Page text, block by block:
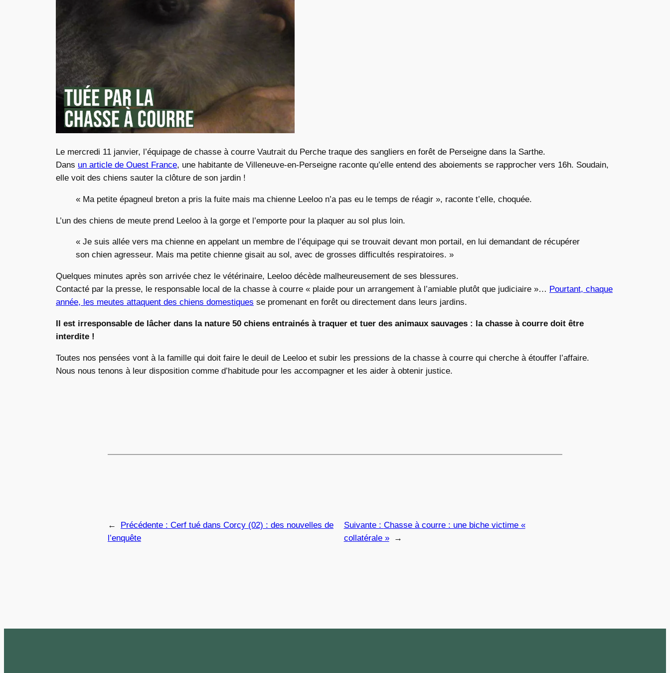
Le mercredi 11 janvier, l’équipage de chasse à courre Vautrait du Perche traque des sangliers en forêt de Perseigne dans la Sarthe.
Dans un article de Ouest France, une habitante de Villeneuve-en-Perseigne raconte qu’elle entend des aboiements se rapprocher vers 16h. Soudain,
elle voit des chiens sauter la clôture de son jardin !
« Ma petite épagneul breton a pris la fuite mais ma chienne Leeloo n’a pas eu le temps de réagir », raconte t’elle, choquée.
L’un des chiens de meute prend Leeloo à la gorge et l’emporte pour la plaquer au sol plus loin.
« Je suis allée vers ma chienne en appelant un membre de l’équipage qui se trouvait devant mon portail, en lui demandant de récupérer
son chien agresseur. Mais ma petite chienne gisait au sol, avec de grosses difficultés respiratoires. »
Quelques minutes après son arrivée chez le vétérinaire, Leeloo décède malheureusement de ses blessures.
Contacté par la presse, le responsable local de la chasse à courre « plaide pour un arrangement à l’amiable plutôt que judiciaire »… Pourtant, chaque
année, les meutes attaquent des chiens domestiques se promenant en forêt ou directement dans leurs jardins.
Il est irresponsable de lâcher dans la nature 50 chiens entrainés à traquer et tuer des animaux sauvages : la chasse à courre doit être
interdite !
Toutes nos pensées vont à la famille qui doit faire le deuil de Leeloo et subir les pressions de la chasse à courre qui cherche à étouffer l’affaire.
Nous nous tenons à leur disposition comme d’habitude pour les accompagner et les aider à obtenir justice.
← Précédente : Cerf tué dans Corcy (02) : des nouvelles de
l’enquête
Suivante : Chasse à courre : une biche victime «
collatérale »
→